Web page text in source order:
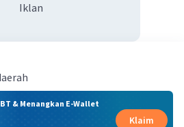
Iklan
& Menangkan E-Wallet
Klaim